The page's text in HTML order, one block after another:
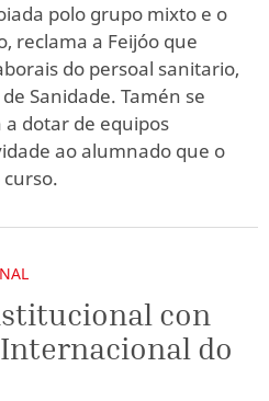
polo grupo mixto e o
reclama a Feijóo que
do persoal sanitario,
Sanidade. Tamén se
dotar de equipos
ao alumnado que o
con
do